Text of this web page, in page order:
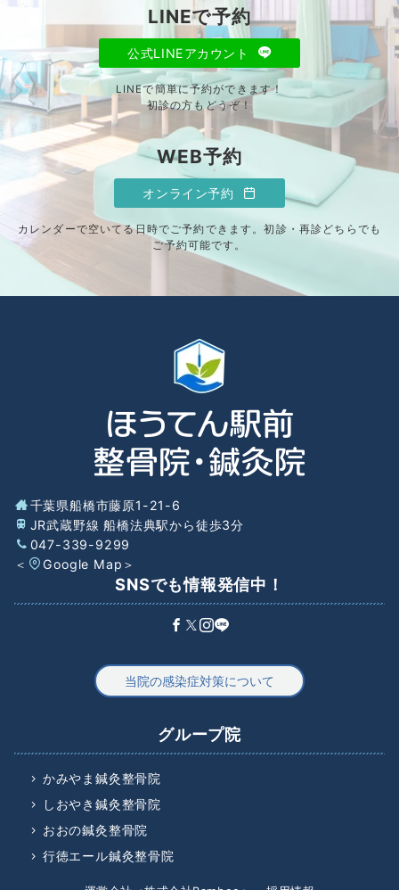
LINEで予約
公式LINEアカウント
LINEで簡単に予約ができます！
初診の方もどうぞ！
WEB予約
オンライン予約
カレンダーで空いてる日時でご予約できます。初診・再診どちらでも
ご予約可能です。
千葉県船橋市藤原1-21-6
JR武蔵野線 船橋法典駅から徒歩3分
047-339-9299
＜
Google Map ＞
SNSでも情報発信中！
当院の感染症対策について
グループ院
かみやま鍼灸整骨院
しおやき鍼灸整骨院
おおの鍼灸整骨院
行徳エール鍼灸整骨院